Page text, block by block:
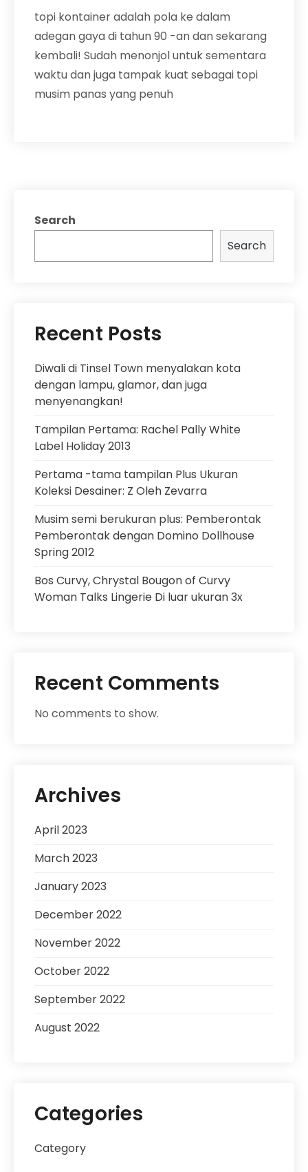
topi kontainer adalah pola ke dalam
adegan gaya di tahun 90 -an dan sekarang
kembali! Sudah menonjol untuk sementara
waktu dan juga tampak kuat sebagai topi
musim panas yang penuh
Search
Search
Recent Posts
Diwali di Tinsel Town menyalakan kota
dengan lampu, glamor, dan juga
menyenangkan!
Tampilan Pertama: Rachel Pally White
Label Holiday 2013
Pertama -tama tampilan Plus Ukuran
Koleksi Desainer: Z Oleh Zevarra
Musim semi berukuran plus: Pemberontak
Pemberontak dengan Domino Dollhouse
Spring 2012
Bos Curvy, Chrystal Bougon of Curvy
Woman Talks Lingerie Di luar ukuran 3x
Recent Comments
No comments to show.
Archives
April 2023
March 2023
January 2023
December 2022
November 2022
October 2022
September 2022
August 2022
Categories
Category